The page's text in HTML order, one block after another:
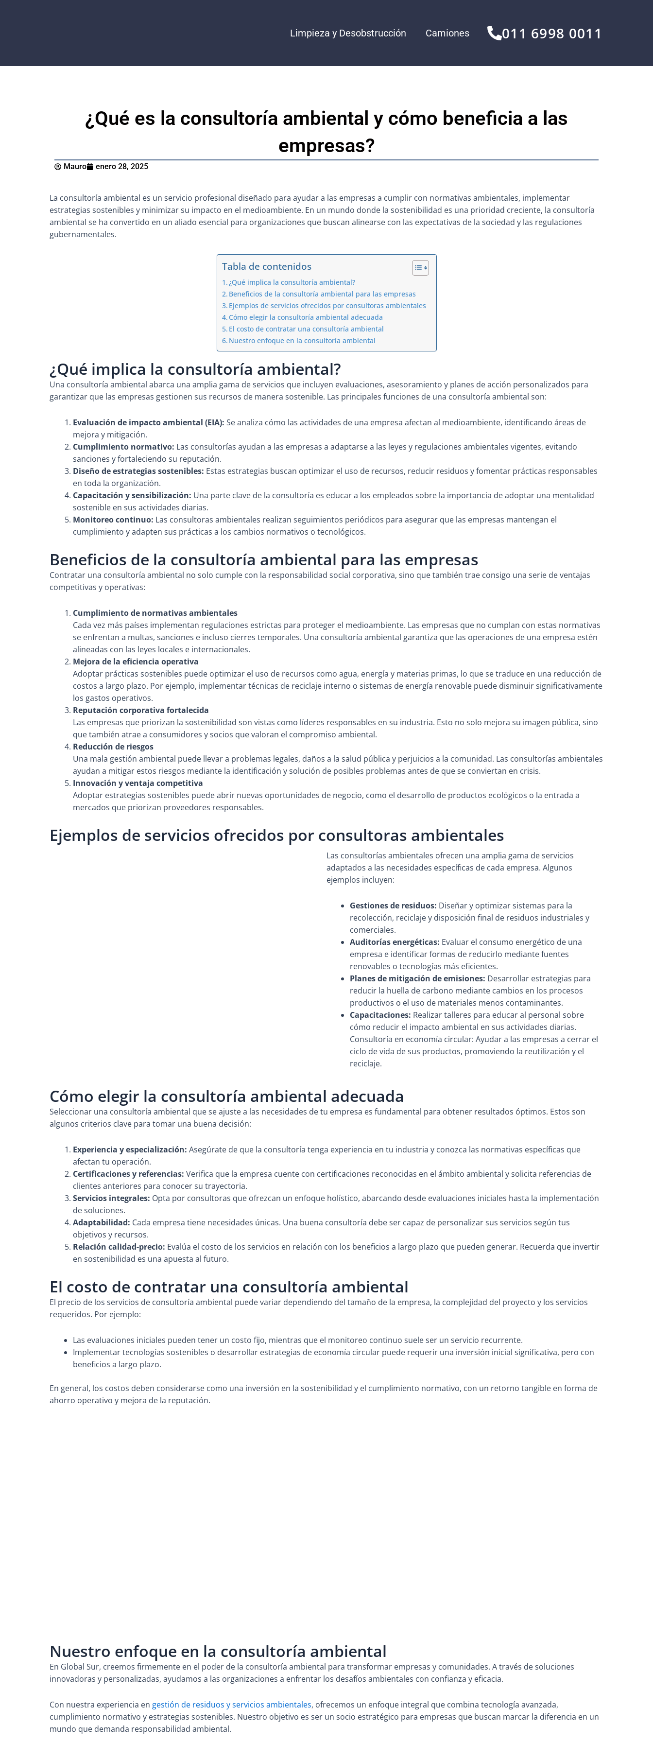
Limpieza y Desobstrucción Camiones 011 6998 0011
¿Qué es la consultoría ambiental y cómo beneficia a las
empresas?
Mauro enero 28, 2025
La consultoría ambiental es un servicio profesional diseñado para ayudar a las empresas a cumplir con normativas ambientales, implementar
estrategias sostenibles y minimizar su impacto en el medioambiente. En un mundo donde la sostenibilidad es una prioridad creciente, la consultoría
ambiental se ha convertido en un aliado esencial para organizaciones que buscan alinearse con las expectativas de la sociedad y las regulaciones
gubernamentales.
Tabla de contenidos
¿Qué implica la consultoría ambiental?
Beneficios de la consultoría ambiental para las empresas
Ejemplos de servicios ofrecidos por consultoras ambientales
Cómo elegir la consultoría ambiental adecuada
El costo de contratar una consultoría ambiental
Nuestro enfoque en la consultoría ambiental
¿Qué implica la consultoría ambiental?
Una consultoría ambiental abarca una amplia gama de servicios que incluyen evaluaciones, asesoramiento y planes de acción personalizados para
garantizar que las empresas gestionen sus recursos de manera sostenible. Las principales funciones de una consultoría ambiental son:
Evaluación de impacto ambiental (EIA): Se analiza cómo las actividades de una empresa afectan al medioambiente, identificando áreas de
mejora y mitigación.
Cumplimiento normativo: Las consultorías ayudan a las empresas a adaptarse a las leyes y regulaciones ambientales vigentes, evitando
sanciones y fortaleciendo su reputación.
Diseño de estrategias sostenibles: Estas estrategias buscan optimizar el uso de recursos, reducir residuos y fomentar prácticas responsables
en toda la organización.
Capacitación y sensibilización: Una parte clave de la consultoría es educar a los empleados sobre la importancia de adoptar una mentalidad
sostenible en sus actividades diarias.
Monitoreo continuo: Las consultoras ambientales realizan seguimientos periódicos para asegurar que las empresas mantengan el
cumplimiento y adapten sus prácticas a los cambios normativos o tecnológicos.
Beneficios de la consultoría ambiental para las empresas
Contratar una consultoría ambiental no solo cumple con la responsabilidad social corporativa, sino que también trae consigo una serie de ventajas
competitivas y operativas:
Cumplimiento de normativas ambientales
Cada vez más países implementan regulaciones estrictas para proteger el medioambiente. Las empresas que no cumplan con estas normativas
se enfrentan a multas, sanciones e incluso cierres temporales. Una consultoría ambiental garantiza que las operaciones de una empresa estén
alineadas con las leyes locales e internacionales.
Mejora de la eficiencia operativa
Adoptar prácticas sostenibles puede optimizar el uso de recursos como agua, energía y materias primas, lo que se traduce en una reducción de
costos a largo plazo. Por ejemplo, implementar técnicas de reciclaje interno o sistemas de energía renovable puede disminuir significativamente
los gastos operativos.
Reputación corporativa fortalecida
Las empresas que priorizan la sostenibilidad son vistas como líderes responsables en su industria. Esto no solo mejora su imagen pública, sino
que también atrae a consumidores y socios que valoran el compromiso ambiental.
Reducción de riesgos
Una mala gestión ambiental puede llevar a problemas legales, daños a la salud pública y perjuicios a la comunidad. Las consultorías ambientales
ayudan a mitigar estos riesgos mediante la identificación y solución de posibles problemas antes de que se conviertan en crisis.
Innovación y ventaja competitiva
Adoptar estrategias sostenibles puede abrir nuevas oportunidades de negocio, como el desarrollo de productos ecológicos o la entrada a
mercados que priorizan proveedores responsables.
Ejemplos de servicios ofrecidos por consultoras ambientales
Las consultorías ambientales ofrecen una amplia gama de servicios
adaptados a las necesidades específicas de cada empresa. Algunos
ejemplos incluyen:
Gestiones de residuos: Diseñar y optimizar sistemas para la
recolección, reciclaje y disposición final de residuos industriales y
comerciales.
Auditorías energéticas: Evaluar el consumo energético de una
empresa e identificar formas de reducirlo mediante fuentes
renovables o tecnologías más eficientes.
Planes de mitigación de emisiones: Desarrollar estrategias para
reducir la huella de carbono mediante cambios en los procesos
productivos o el uso de materiales menos contaminantes.
Capacitaciones: Realizar talleres para educar al personal sobre
cómo reducir el impacto ambiental en sus actividades diarias.
Consultoría en economía circular: Ayudar a las empresas a cerrar el
ciclo de vida de sus productos, promoviendo la reutilización y el
reciclaje.
Cómo elegir la consultoría ambiental adecuada
Seleccionar una consultoría ambiental que se ajuste a las necesidades de tu empresa es fundamental para obtener resultados óptimos. Estos son
algunos criterios clave para tomar una buena decisión:
Experiencia y especialización: Asegúrate de que la consultoría tenga experiencia en tu industria y conozca las normativas específicas que
afectan tu operación.
Certificaciones y referencias: Verifica que la empresa cuente con certificaciones reconocidas en el ámbito ambiental y solicita referencias de
clientes anteriores para conocer su trayectoria.
Servicios integrales: Opta por consultoras que ofrezcan un enfoque holístico, abarcando desde evaluaciones iniciales hasta la implementación
de soluciones.
Adaptabilidad: Cada empresa tiene necesidades únicas. Una buena consultoría debe ser capaz de personalizar sus servicios según tus
objetivos y recursos.
Relación calidad-precio: Evalúa el costo de los servicios en relación con los beneficios a largo plazo que pueden generar. Recuerda que invertir
en sostenibilidad es una apuesta al futuro.
El costo de contratar una consultoría ambiental
El precio de los servicios de consultoría ambiental puede variar dependiendo del tamaño de la empresa, la complejidad del proyecto y los servicios
requeridos. Por ejemplo:
Las evaluaciones iniciales pueden tener un costo fijo, mientras que el monitoreo continuo suele ser un servicio recurrente.
Implementar tecnologías sostenibles o desarrollar estrategias de economía circular puede requerir una inversión inicial significativa, pero con
beneficios a largo plazo.
En general, los costos deben considerarse como una inversión en la sostenibilidad y el cumplimiento normativo, con un retorno tangible en forma de
ahorro operativo y mejora de la reputación.
Nuestro enfoque en la consultoría ambiental
En Global Sur, creemos firmemente en el poder de la consultoría ambiental para transformar empresas y comunidades. A través de soluciones
innovadoras y personalizadas, ayudamos a las organizaciones a enfrentar los desafíos ambientales con confianza y eficacia.
Con nuestra experiencia en gestión de residuos y servicios ambientales, ofrecemos un enfoque integral que combina tecnología avanzada,
cumplimiento normativo y estrategias sostenibles. Nuestro objetivo es ser un socio estratégico para empresas que buscan marcar la diferencia en un
mundo que demanda responsabilidad ambiental.